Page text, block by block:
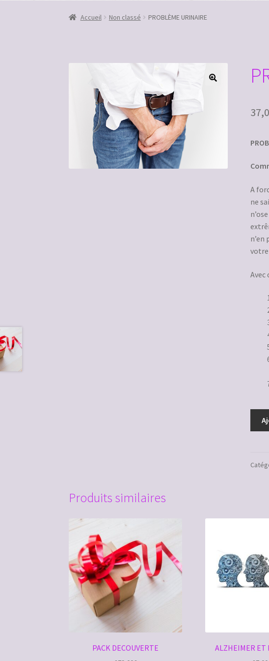
Accueil Commande Confirmation de paiement
Accueil Non classé PROBLÈME URINAIRE
A
ne
Avec
Produits similaires
PACK DECOUVERTE ALZHEIMER ET